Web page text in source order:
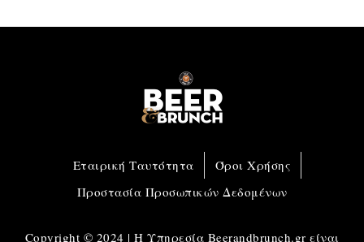
Εταιρική Ταυτότητα
Όροι Χρήσης
Προστασία Προσωπικών Δεδομένων
Copyright © 2024 | Η Υπηρεσία Beerandbrunch.gr είναι